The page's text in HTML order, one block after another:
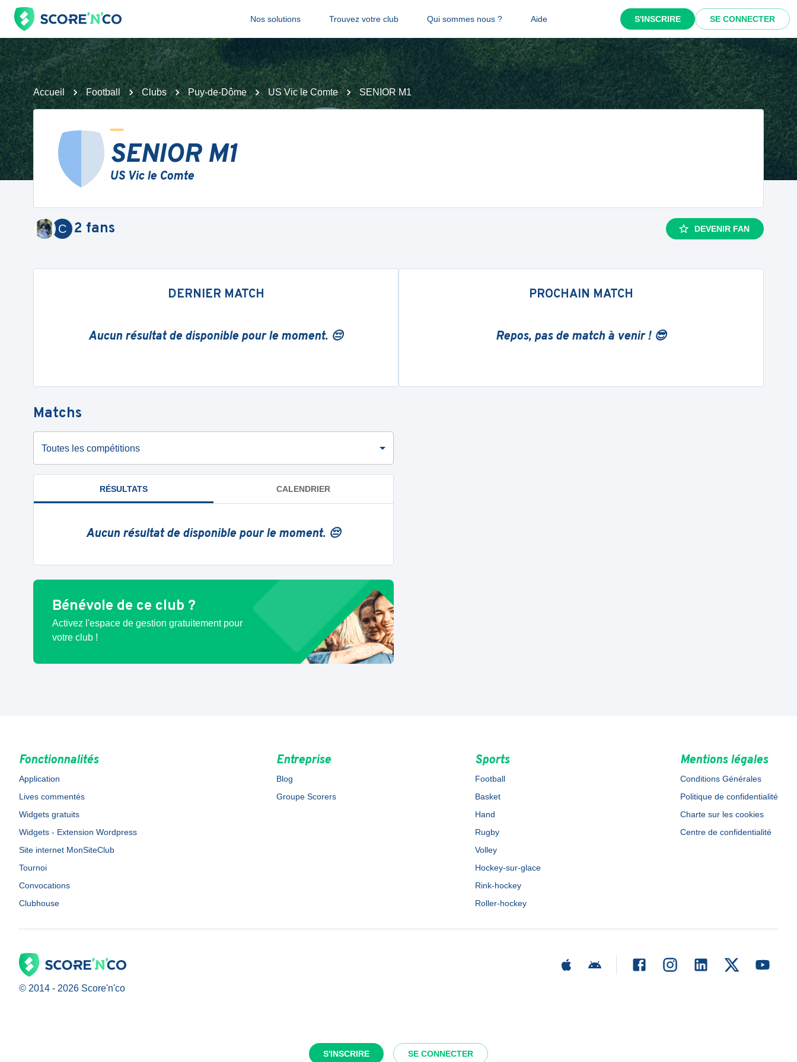
Nos solutions Trouvez votre club Qui sommes nous ? Aide S'INSCRIRE SE CONNECTER
S'INSCRIRE SE CONNECTER
Accueil Football Clubs Puy-de-Dôme US Vic le Comte SENIOR M1
SENIOR M1
US Vic le Comte
C 2 fans DEVENIR FAN
DERNIER MATCH
Aucun résultat de disponible pour le moment. 😔
PROCHAIN MATCH
Repos, pas de match à venir ! 😎
Matchs
Toutes les compétitions
RÉSULTATS CALENDRIER
Aucun résultat de disponible pour le moment. 😔
Bénévole de ce club ?
Activez l'espace de gestion gratuitement pour
votre club !
Fonctionnalités
Application
Lives commentés
Widgets gratuits
Widgets - Extension Wordpress
Site internet MonSiteClub
Tournoi
Convocations
Clubhouse
Entreprise
Blog
Groupe Scorers
Sports
Football
Basket
Hand
Rugby
Volley
Hockey-sur-glace
Rink-hockey
Roller-hockey
Mentions légales
Conditions Générales
Politique de confidentialité
Charte sur les cookies
Centre de confidentialité
© 2014 - 2026 Score'n'co